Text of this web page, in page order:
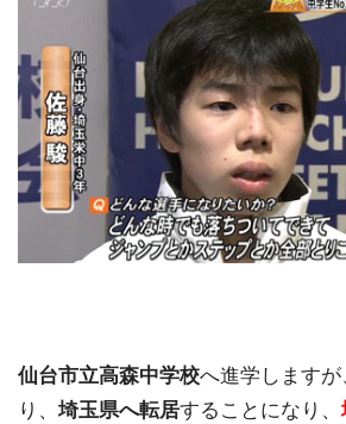
仙台市立高森中学校へ進学しますが
り、 埼玉県へ転居することになり、